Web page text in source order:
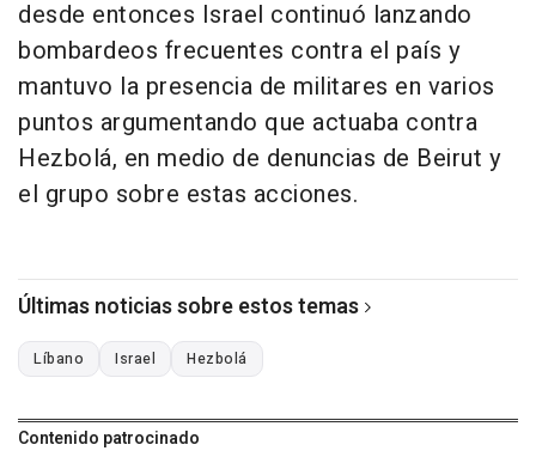
desde entonces Israel continuó lanzando
bombardeos frecuentes contra el país y
mantuvo la presencia de militares en varios
puntos argumentando que actuaba contra
Hezbolá, en medio de denuncias de Beirut y
el grupo sobre estas acciones.
Últimas noticias sobre estos temas
Líbano Israel Hezbolá
Contenido patrocinado